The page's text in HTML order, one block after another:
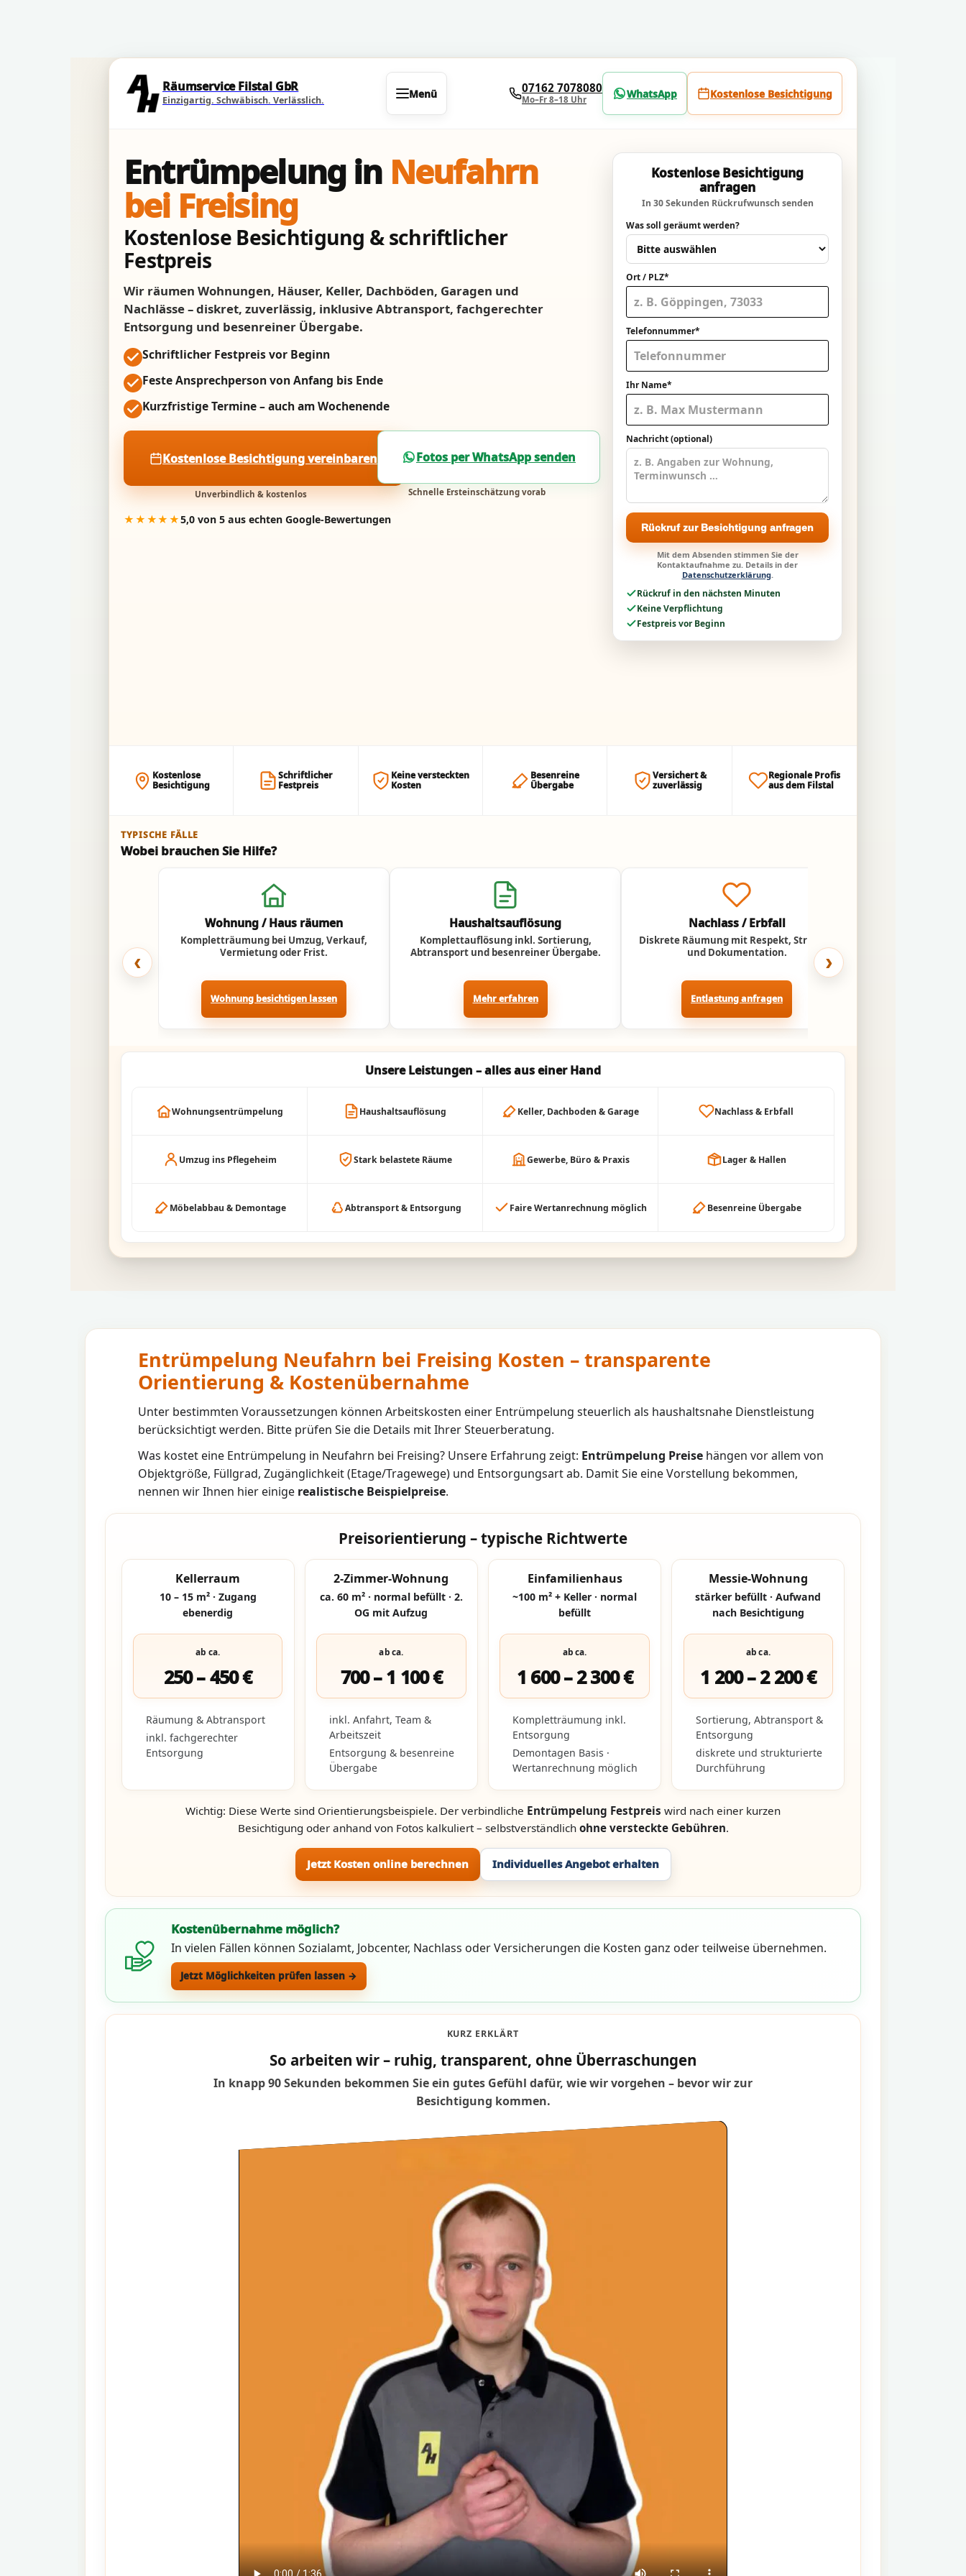
Räumservice Filstal GbR
Einzigartig. Schwäbisch. Verlässlich. Menü 07162 7078080
Mo–Fr 8–18 Uhr WhatsApp Kostenlose Besichtigung
Entrümpelung in Neufahrn
bei Freising
Kostenlose Besichtigung & schriftlicher
Festpreis
Wir räumen Wohnungen, Häuser, Keller, Dachböden, Garagen und
Nachlässe – diskret, zuverlässig, inklusive Abtransport, fachgerechter
Entsorgung und besenreiner Übergabe.
Schriftlicher Festpreis vor Beginn
Feste Ansprechperson von Anfang bis Ende
Kurzfristige Termine – auch am Wochenende
Kostenlose Besichtigung vereinbaren
Unverbindlich & kostenlos
Fotos per WhatsApp senden
Schnelle Ersteinschätzung vorab
★★★★★5,0 von 5 aus echten Google-Bewertungen
Kostenlose Besichtigung
anfragen
In 30 Sekunden Rückrufwunsch senden
Was soll geräumt werden?
Ort / PLZ*
Telefonnummer*
Ihr Name*
Nachricht (optional)
Rückruf zur Besichtigung anfragen
Mit dem Absenden stimmen Sie der
Kontaktaufnahme zu. Details in der
Datenschutzerklärung.
Rückruf in den nächsten Minuten
Keine Verpflichtung
Festpreis vor Beginn
Kostenlose
Besichtigung
Schriftlicher
Festpreis
Keine versteckten
Kosten
Besenreine
Übergabe
Versichert &
zuverlässig
Regionale Profis
aus dem Filstal
TYPISCHE FÄLLE
Wobei brauchen Sie Hilfe?
‹
Wohnung / Haus räumen
Kompletträumung bei Umzug, Verkauf,
Vermietung oder Frist.
Wohnung besichtigen lassen
Haushaltsauflösung
Komplettauflösung inkl. Sortierung,
Abtransport und besenreiner Übergabe.
Mehr erfahren
Nachlass / Erbfall
Diskrete Räumung mit Respekt, Struktur
und Dokumentation.
Entlastung anfragen
›
Unsere Leistungen – alles aus einer Hand
Wohnungsentrümpelung Haushaltsauflösung Keller, Dachboden & Garage Nachlass & Erbfall
Umzug ins Pflegeheim Stark belastete Räume Gewerbe, Büro & Praxis Lager & Hallen
Möbelabbau & Demontage Abtransport & Entsorgung Faire Wertanrechnung möglich Besenreine Übergabe
Entrümpelung Neufahrn bei Freising Kosten – transparente
Orientierung & Kostenübernahme
Unter bestimmten Voraussetzungen können Arbeitskosten einer Entrümpelung steuerlich als haushaltsnahe Dienstleistung
berücksichtigt werden. Bitte prüfen Sie die Details mit Ihrer Steuerberatung.
Was kostet eine Entrümpelung in Neufahrn bei Freising? Unsere Erfahrung zeigt: Entrümpelung Preise hängen vor allem von
Objektgröße, Füllgrad, Zugänglichkeit (Etage/Tragewege) und Entsorgungsart ab. Damit Sie eine Vorstellung bekommen,
nennen wir Ihnen hier einige realistische Beispielpreise.
Preisorientierung – typische Richtwerte
Kellerraum
10 – 15 m² · Zugang
ebenerdig
ab ca.
250 – 450 €
Räumung & Abtransport
inkl. fachgerechter
Entsorgung
2-Zimmer-Wohnung
ca. 60 m² · normal befüllt · 2.
OG mit Aufzug
ab ca.
700 – 1 100 €
inkl. Anfahrt, Team &
Arbeitszeit
Entsorgung & besenreine
Übergabe
Einfamilienhaus
~100 m² + Keller · normal
befüllt
ab ca.
1 600 – 2 300 €
Kompletträumung inkl.
Entsorgung
Demontagen Basis ·
Wertanrechnung möglich
Messie-Wohnung
stärker befüllt · Aufwand
nach Besichtigung
ab ca.
1 200 – 2 200 €
Sortierung, Abtransport &
Entsorgung
diskrete und strukturierte
Durchführung
Wichtig: Diese Werte sind Orientierungsbeispiele. Der verbindliche Entrümpelung Festpreis wird nach einer kurzen
Besichtigung oder anhand von Fotos kalkuliert – selbstverständlich ohne versteckte Gebühren.
Jetzt Kosten online berechnen Individuelles Angebot erhalten
Kostenübernahme möglich?
In vielen Fällen können Sozialamt, Jobcenter, Nachlass oder Versicherungen die Kosten ganz oder teilweise übernehmen.
Jetzt Möglichkeiten prüfen lassen →
KURZ ERKLÄRT
So arbeiten wir – ruhig, transparent, ohne Überraschungen
In knapp 90 Sekunden bekommen Sie ein gutes Gefühl dafür, wie wir vorgehen – bevor wir zur
Besichtigung kommen.